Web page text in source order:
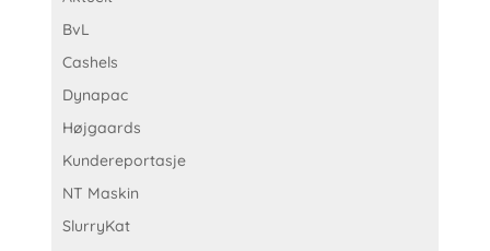
BvL
Cashels
Dynapac
Højgaards
Kundereportasje
NT Maskin
SlurryKat